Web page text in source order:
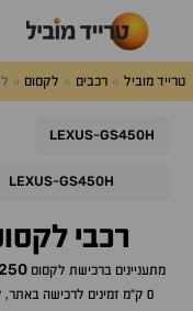
טרייד מוביל רכבים לקסוס
LEXUS-GS450H
LEXUS-GS450H
רכבי
מתעניינים ברכישת לקסוס
0 ק"מ זמינים לרכישה באתר, לכם רק נותר לבחור את ה